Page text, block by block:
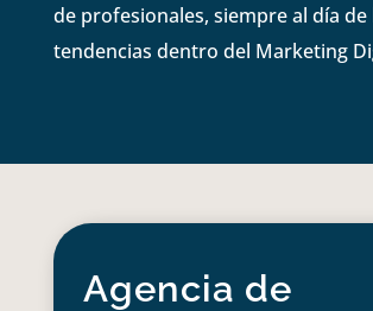
de profesionales, siempre al día de
tendencias dentro del Marketing
Agencia de